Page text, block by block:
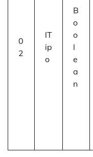
0
2
lT
ip
o
B
o
o
l
e
a
n